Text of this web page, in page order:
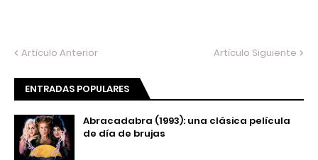
Artículo Anterior Artículo Siguiente
ENTRADAS POPULARES
Abracadabra (1993): una clásica película
de día de brujas